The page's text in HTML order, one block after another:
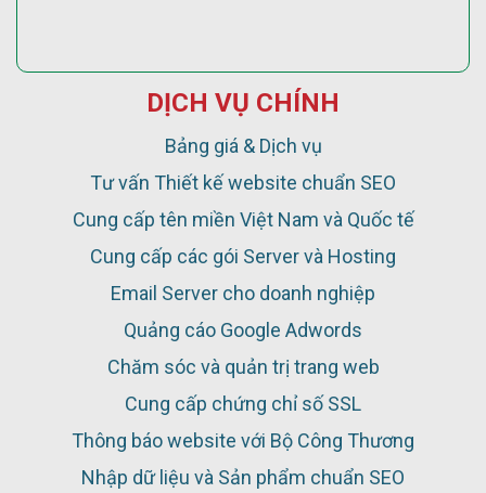
DỊCH VỤ CHÍNH
Bảng giá & Dịch vụ
Tư vấn Thiết kế website chuẩn SEO
Cung cấp tên miền Việt Nam và Quốc tế
Cung cấp các gói Server và Hosting
Email Server cho doanh nghiệp
Quảng cáo Google Adwords
Chăm sóc và quản trị trang web
Cung cấp chứng chỉ số SSL
Thông báo website với Bộ Công Thương
Nhập dữ liệu và Sản phẩm chuẩn SEO